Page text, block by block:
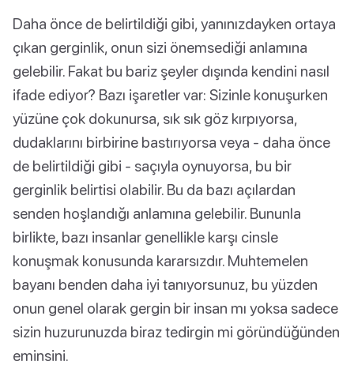
Daha önce de belirtildiği gibi, yanınızdayken ortaya
çıkan gerginlik, onun sizi önemsediği anlamına
gelebilir. Fakat bu bariz şeyler dışında kendini nasıl
ifade ediyor? Bazı işaretler var: Sizinle konuşurken
yüzüne çok dokunursa, sık sık göz kırpıyorsa,
dudaklarını birbirine bastırıyorsa veya - daha önce
de belirtildiği gibi - saçıyla oynuyorsa, bu bir
gerginlik belirtisi olabilir. Bu da bazı açılardan
senden hoşlandığı anlamına gelebilir. Bununla
birlikte, bazı insanlar genellikle karşı cinsle
konuşmak konusunda kararsızdır. Muhtemelen
bayanı benden daha iyi tanıyorsunuz, bu yüzden
onun genel olarak gergin bir insan mı yoksa sadece
sizin huzurunuzda biraz tedirgin mi göründüğünden
eminsini.